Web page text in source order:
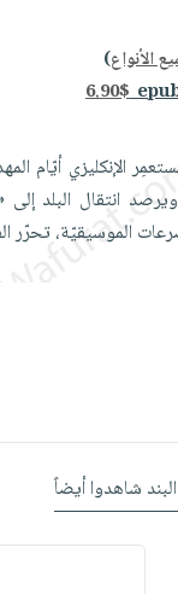
الأنواع)
6.90$
الإنكليزي أيّام
ستّة» عام 1888... ويرصد
الموسيقيّة،
شاهدوا أيضاً